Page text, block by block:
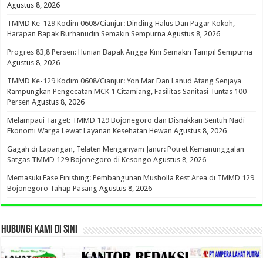
Agustus 8, 2026
TMMD Ke-129 Kodim 0608/Cianjur: Dinding Halus Dan Pagar Kokoh,
Harapan Bapak Burhanudin Semakin Sempurna Agustus 8, 2026
Progres 83,8 Persen: Hunian Bapak Angga Kini Semakin Tampil Sempurna
Agustus 8, 2026
TMMD Ke-129 Kodim 0608/Cianjur: Yon Mar Dan Lanud Atang Senjaya
Rampungkan Pengecatan MCK 1 Citamiang, Fasilitas Sanitasi Tuntas 100
Persen Agustus 8, 2026
Melampaui Target: TMMD 129 Bojonegoro dan Disnakkan Sentuh Nadi
Ekonomi Warga Lewat Layanan Kesehatan Hewan Agustus 8, 2026
Gagah di Lapangan, Telaten Menganyam Janur: Potret Kemanunggalan
Satgas TMMD 129 Bojonegoro di Kesongo Agustus 8, 2026
Memasuki Fase Finishing: Pembangunan Musholla Rest Area di TMMD 129
Bojonegoro Tahap Pasang Agustus 8, 2026
HUBUNGI KAMI DI SINI